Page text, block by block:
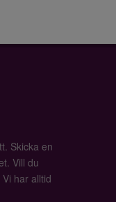
Skicka en
Vill du
har alltid